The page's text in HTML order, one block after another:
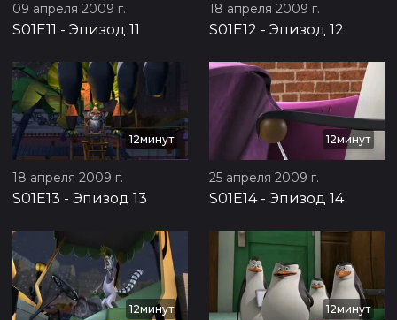
09 апреля 2009 г.
S01E11 - Эпизод 11
18 апреля 2009 г.
S01E12 - Эпизод 12
12минут
18 апреля 2009 г.
S01E13 - Эпизод 13
12минут
25 апреля 2009 г.
S01E14- Эпизод 14
12минут 12минут